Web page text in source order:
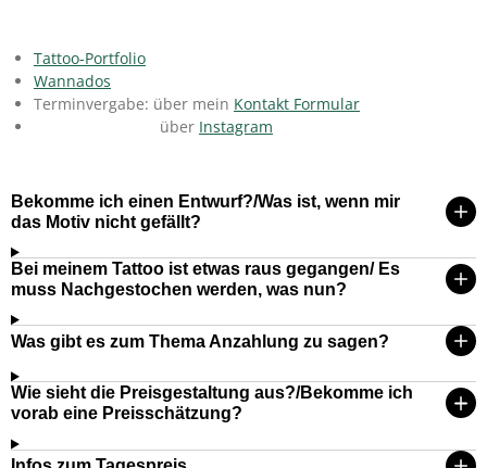
Tattoo-Portfolio
Wannados
Terminvergabe: über mein Kontakt Formular
über Instagram
Bekomme ich einen Entwurf?/Was ist, wenn mir
das Motiv nicht gefällt?
Bei meinem Tattoo ist etwas raus gegangen/ Es
muss Nachgestochen werden, was nun?
Was gibt es zum Thema Anzahlung zu sagen?
Wie sieht die Preisgestaltung aus?/Bekomme ich
vorab eine Preisschätzung?